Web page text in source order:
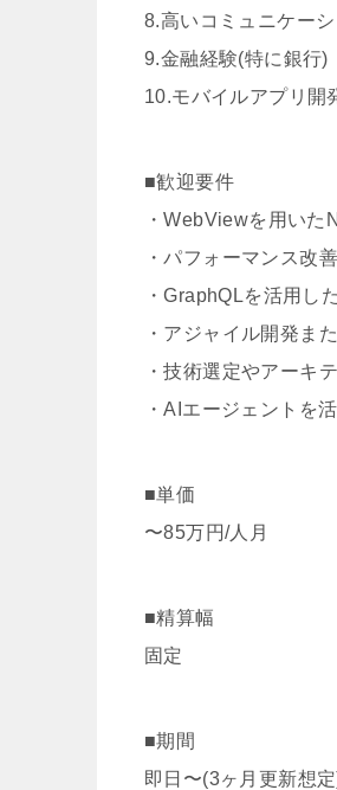
8.高いコミュニケー
9.金融経験(特に銀行)
10.モバイルアプリ開
■歓迎要件
・WebViewを用いた
・パフォーマンス改
・GraphQLを活用し
・アジャイル開発ま
・技術選定やアーキ
・AIエージェントを
■単価
〜85万円/人月
■精算幅
固定
■期間
即日〜(3ヶ月更新想